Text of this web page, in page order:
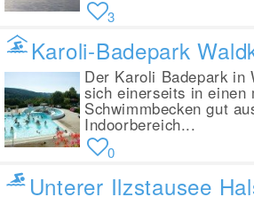
3
Karoli-Badepark
Der Karoli Badepark in
sich einerseits in einen
Schwimmbecken gut
Indoorbereich...
0
Unterer Ilzstausee